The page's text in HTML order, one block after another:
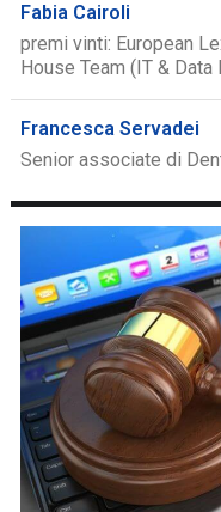
Fabia Cairoli
premi vinti: European
House Team (IT &
Francesca Servadei
Senior associate di